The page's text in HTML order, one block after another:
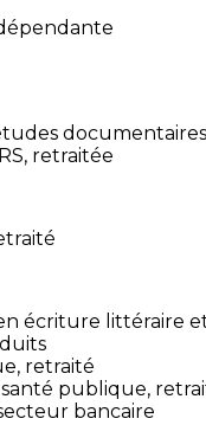
retraitée
écriture littéraire
retraité
publique,
bancaire